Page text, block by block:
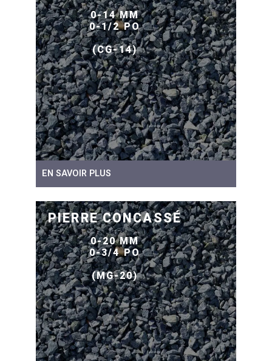
0-14 MM
0-1/2 PO
(CG-14)
EN SAVOIR PLUS
PIERRE CONCASSÉ
0-20 MM
0-3/4 PO
(MG-20)